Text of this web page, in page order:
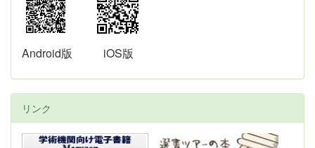
Android版 iOS版
リンク